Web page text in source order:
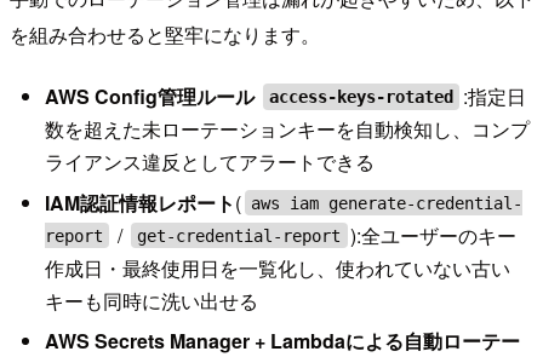
を組み合わせると堅牢になります。
AWS Config管理ルール access-keys-rotated
:指定日
数を超えた未ローテーションキーを自動検知し、コンプ
ライアンス違反としてアラートできる
IAM認証情報レポート( aws iam generate-credential-
report
/ get-credential-report ):全ユーザーのキー
作成日・最終使用日を一覧化し、使われていない古い
キーも同時に洗い出せる
AWS Secrets Manager + Lambdaによる自動ローテー